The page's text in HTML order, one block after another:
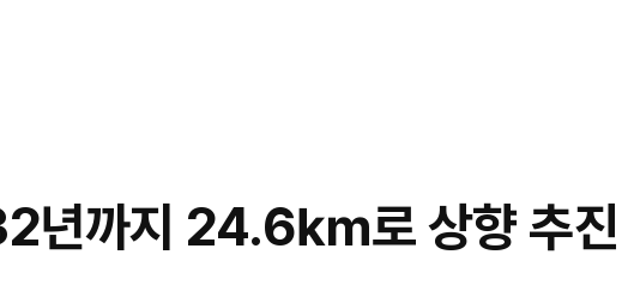
년까지 24.6㎞로 상향 추진